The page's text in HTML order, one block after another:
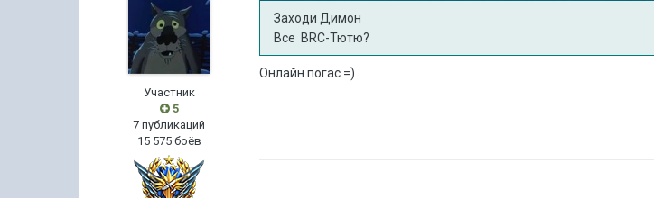
Участник
5
7 публикаций
15 575 боёв
Заходи Димон
Все BRC-Тютю?
Онлайн погас.=)